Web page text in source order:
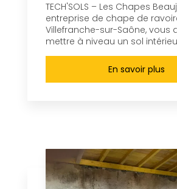
TECH'SOLS – Les Chapes
entreprise de chape de
Villefranche-sur-Saône, vous
mettre à niveau un sol
En savoir plus